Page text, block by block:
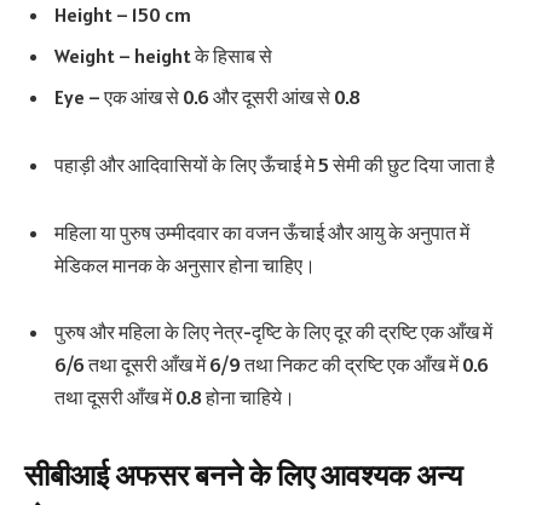
Height – 150 cm
Weight – height के हिसाब से
Eye – एक आंख से 0.6 और दूसरी आंख से 0.8
पहाड़ी और आदिवासियों के लिए ऊँचाई मे 5 सेमी की छुट दिया जाता है
महिला या पुरुष उम्मीदवार का वजन ऊँचाई और आयु के अनुपात में
मेडिकल मानक के अनुसार होना चाहिए।
पुरुष और महिला के लिए नेत्र-दृष्टि के लिए दूर की द्रष्टि एक आँख में
6/6 तथा दूसरी आँख में 6/9 तथा निकट की द्रष्टि एक आँख में 0.6
तथा दूसरी आँख में 0.8 होना चाहिये।
सीबीआई अफसर बनने के लिए आवश्यक अन्य